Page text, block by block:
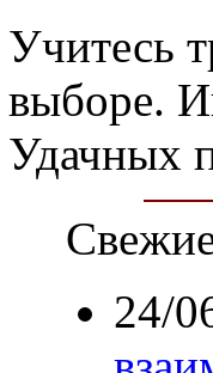
Учитесь
выборе.
Удачных
24/